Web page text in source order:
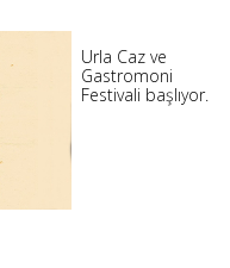
Urla Caz ve
Gastromoni
Festivali başlıyor.